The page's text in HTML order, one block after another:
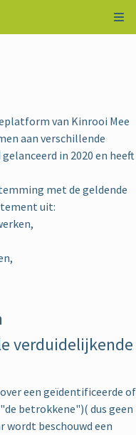
van Kinrooi Mee
aan verschillende
in 2020 en heeft
met de geldende
uit:
verduidelijkende
een geïdentificeerde of
betrokkene")( dus geen
wordt beschouwd een